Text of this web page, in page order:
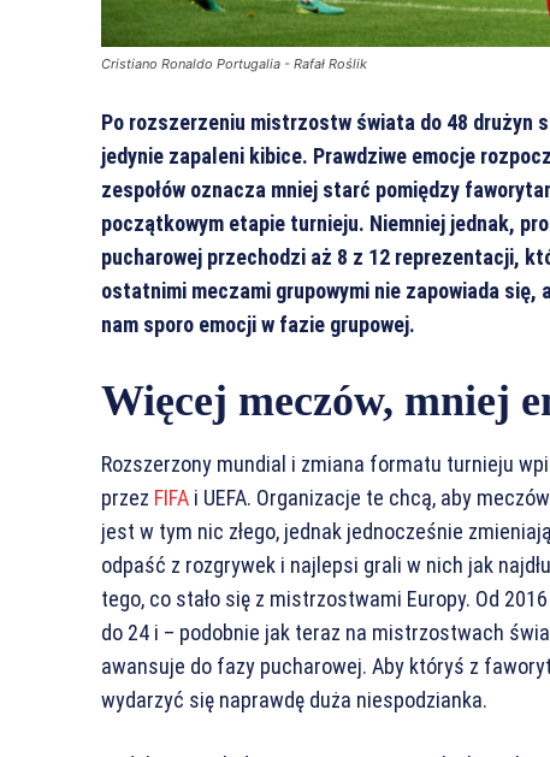
Cristiano Ronaldo Portugalia - Rafał Roślik
Po rozszerzeniu mistrzostw świata do 48 drużyn
jedynie zapaleni kibice. Prawdziwe emocje
zespołów oznacza mniej starć pomiędzy
początkowym etapie turnieju. Niemniej jednak,
pucharowej przechodzi aż 8 z 12 reprezentacji,
ostatnimi meczami grupowymi nie zapowiada się,
nam sporo emocji w fazie grupowej.
Więcej meczów, mniej
Rozszerzony mundial i zmiana formatu turnieju
przez FIFA i UEFA. Organizacje te chcą, aby
jest w tym nic złego, jednak jednocześnie
odpaść z rozgrywek i najlepsi grali w nich jak
tego, co stało się z mistrzostwami Europy. Od
do 24 i – podobnie jak teraz na mistrzostwach
awansuje do fazy pucharowej. Aby któryś z
wydarzyć się naprawdę duża niespodzianka.